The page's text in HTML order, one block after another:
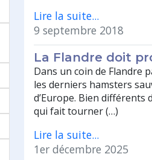
Lire la suite...
9 septembre 2018
La Flandre doit
Dans un coin de Flandre
les derniers hamsters
d’Europe. Bien différents
qui fait tourner (…)
Lire la suite...
1er décembre 2025